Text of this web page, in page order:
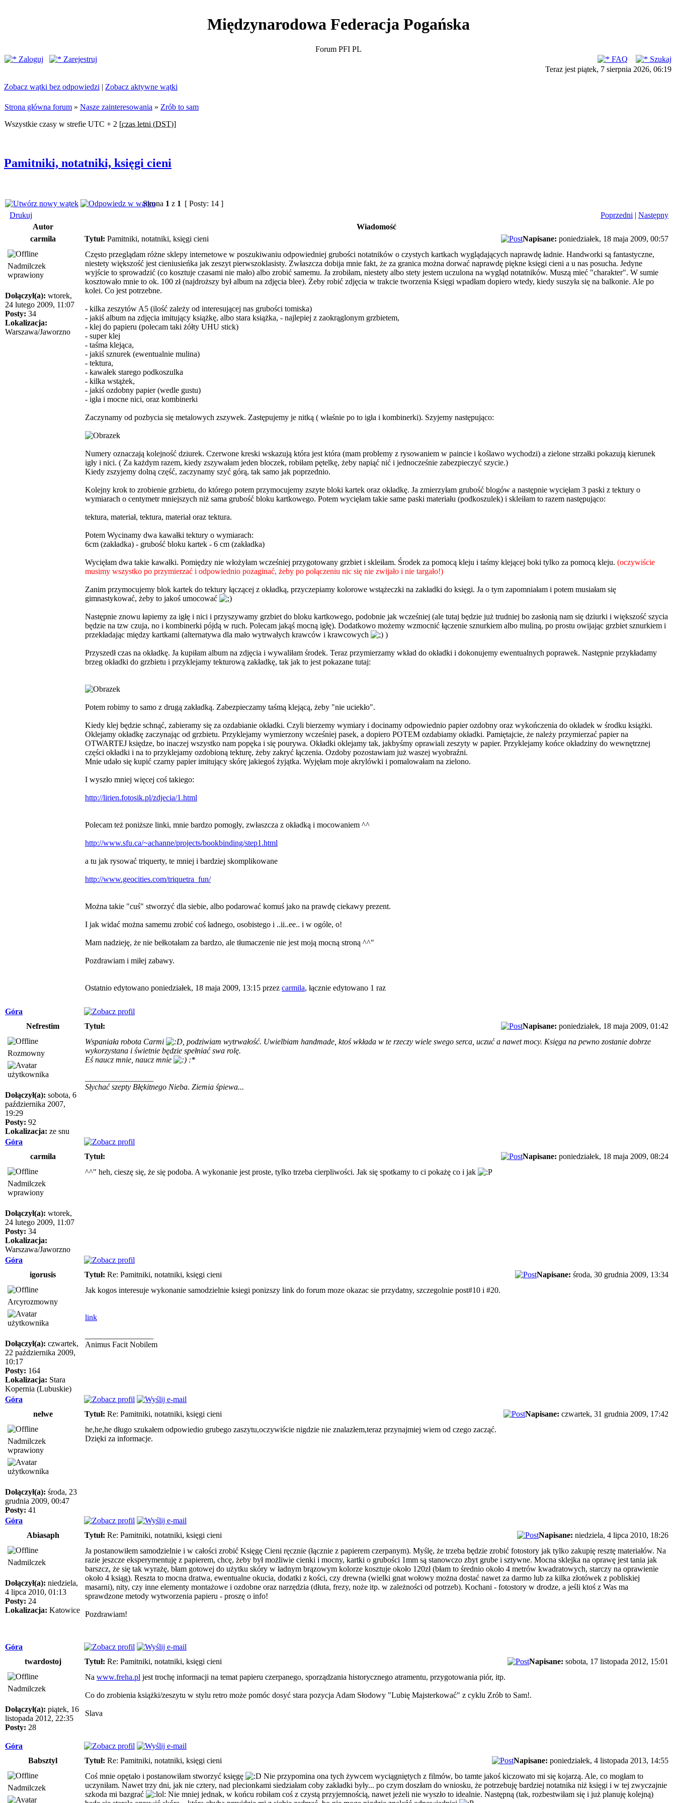
Międzynarodowa Federacja Pogańska
Forum PFI PL
Zaloguj
Zarejestruj FAQ
Szukaj
Teraz jest piątek, 7 sierpnia 2026, 06:19
Zobacz wątki bez odpowiedzi | Zobacz aktywne wątki
Strona główna forum » Nasze zainteresowania » Zrób to sam
Wszystkie czasy w strefie UTC + 2 [czas letni (DST)]
Pamitniki, notatniki, księgi cieni
Strona 1 z 1 [ Posty: 14 ]
Drukuj
Poprzedni | Następny
Autor
Wiadomość
carmila
Tytuł: Pamitniki, notatniki, księgi cieni Napisane: poniedziałek, 18 maja 2009, 00:57
Nadmilczek
wprawiony
Dołączył(a): wtorek,
24 lutego 2009, 11:07
Posty: 34
Lokalizacja:
Warszawa/Jaworzno
Często przeglądam różne sklepy internetowe w poszukiwaniu odpowiedniej grubości notatników o czystych kartkach wyglądających naprawdę ładnie. Handworki są fantastyczne,
niestety większość jest cieniusieńka jak zeszyt pierwszoklasisty. Zwłaszcza dobija mnie fakt, że za granica można dorwać naprawdę piękne księgi cieni a u nas posucha. Jedyne
wyjście to sprowadzić (co kosztuje czasami nie mało) albo zrobić samemu. Ja zrobiłam, niestety albo stety jestem uczulona na wygląd notatników. Muszą mieć "charakter". W sumie
kosztowało mnie to ok. 100 zł (najdroższy był album na zdjęcia blee). Żeby robić zdjęcia w trakcie tworzenia Księgi wpadłam dopiero wtedy, kiedy suszyła się na balkonie. Ale po
kolei. Co jest potrzebne.
- kilka zeszytów A5 (ilość zależy od interesującej nas grubości tomiska)
- jakiś album na zdjęcia imitujący książkę, albo stara książka, - najlepiej z zaokrąglonym grzbietem,
- klej do papieru (polecam taki żółty UHU stick)
- super klej
- taśma klejąca,
- jakiś sznurek (ewentualnie mulina)
- tektura,
- kawałek starego podkoszulka
- kilka wstążek,
- jakiś ozdobny papier (wedle gustu)
- igła i mocne nici, oraz kombinerki
Zaczynamy od pozbycia się metalowych zszywek. Zastępujemy je nitką ( właśnie po to igła i kombinerki). Szyjemy następująco:
Numery oznaczają kolejność dziurek. Czerwone kreski wskazują która jest która (mam problemy z rysowaniem w paincie i koślawo wychodzi) a zielone strzałki pokazują kierunek
igły i nici. ( Za każdym razem, kiedy zszywałam jeden bloczek, robiłam pętelkę, żeby napiąć nić i jednocześnie zabezpieczyć szycie.)
Kiedy zszyjemy dolną część, zaczynamy szyć górą, tak samo jak poprzednio.
Kolejny krok to zrobienie grzbietu, do którego potem przymocujemy zszyte bloki kartek oraz okładkę. Ja zmierzyłam grubość blogów a następnie wycięłam 3 paski z tektury o
wymiarach o centymetr mniejszych niż sama grubość bloku kartkowego. Potem wycięłam takie same paski materiału (podkoszulek) i skleiłam to razem następująco:
tektura, materiał, tektura, materiał oraz tektura.
Potem Wycinamy dwa kawałki tektury o wymiarach:
6cm (zakładka) - grubość bloku kartek - 6 cm (zakładka)
Wycięłam dwa takie kawałki. Pomiędzy nie włożyłam wcześniej przygotowany grzbiet i skleiłam. Środek za pomocą kleju i taśmy klejącej boki tylko za pomocą kleju. (oczywiście
musimy wszystko po przymierzać i odpowiednio pozaginać, żeby po połączeniu nic się nie zwijało i nie targało!)
Zanim przymocujemy blok kartek do tektury łączącej z okładką, przyczepiamy kolorowe wstążeczki na zakładki do księgi. Ja o tym zapomniałam i potem musiałam się
gimnastykować, żeby to jakoś umocować
Następnie znowu łapiemy za igłę i nici i przyszywamy grzbiet do bloku kartkowego, podobnie jak wcześniej (ale tutaj będzie już trudniej bo zasłonią nam się dziurki i większość szycia
będzie na tzw czuja, no i kombinerki pójdą w ruch. Polecam jakąś mocną igłę). Dodatkowo możemy wzmocnić łączenie sznurkiem albo muliną, po prostu owijając grzbiet sznurkiem i
przekładając między kartkami (alternatywa dla mało wytrwałych krawców i krawcowych
)
Przyszedł czas na okładkę. Ja kupiłam album na zdjęcia i wywaliłam środek. Teraz przymierzamy wkład do okładki i dokonujemy ewentualnych poprawek. Następnie przykładamy
brzeg okładki do grzbietu i przyklejamy tekturową zakładkę, tak jak to jest pokazane tutaj:
Potem robimy to samo z drugą zakładką. Zabezpieczamy taśmą klejącą, żeby "nie uciekło".
Kiedy klej będzie schnąć, zabieramy się za ozdabianie okładki. Czyli bierzemy wymiary i docinamy odpowiednio papier ozdobny oraz wykończenia do okładek w środku książki.
Oklejamy okładkę zaczynając od grzbietu. Przyklejamy wymierzony wcześniej pasek, a dopiero POTEM ozdabiamy okładki. Pamiętajcie, że należy przymierzać papier na
OTWARTEJ księdze, bo inaczej wszystko nam popęka i się pourywa. Okładki oklejamy tak, jakbyśmy oprawiali zeszyty w papier. Przyklejamy końce okładziny do wewnętrznej
części okładki i na to przyklejamy ozdobioną tekturę, żeby zakryć łączenia. Ozdoby pozostawiam już waszej wyobraźni.
Mnie udało się kupić czarny papier imitujący skórę jakiegoś żyjątka. Wyjęłam moje akrylówki i pomalowałam na zielono.
I wyszło mniej więcej coś takiego:
http://lirien.fotosik.pl/zdjecia/1.html
Polecam też poniższe linki, mnie bardzo pomogły, zwłaszcza z okładką i mocowaniem ^^
http://www.sfu.ca/~achanne/projects/bookbinding/step1.html
a tu jak rysować triquerty, te mniej i bardziej skomplikowane
http://www.geocities.com/triquetra_fun/
Można takie "cuś" stworzyć dla siebie, albo podarować komuś jako na prawdę ciekawy prezent.
I jak widać można samemu zrobić coś ładnego, osobistego i ..ii..ee.. i w ogóle, o!
Mam nadzieję, że nie bełkotałam za bardzo, ale tłumaczenie nie jest moją mocną stroną ^^"
Pozdrawiam i miłej zabawy.
Ostatnio edytowano poniedziałek, 18 maja 2009, 13:15 przez carmila, łącznie edytowano 1 raz
Góra
Nefrestim
Tytuł: Napisane: poniedziałek, 18 maja 2009, 01:42
Rozmowny
Dołączył(a): sobota, 6
października 2007,
19:29
Posty: 92
Lokalizacja: ze snu
Wspaniała robota Carmi
, podziwiam wytrwałość. Uwielbiam handmade, ktoś wkłada w te rzeczy wiele swego serca, uczuć a nawet mocy. Księga na pewno zostanie dobrze
wykorzystana i świetnie będzie spełniać swa rolę.
Eś naucz mnie, naucz mnie
:*
Słychać szepty Błękitnego Nieba. Ziemia śpiewa...
Góra
carmila
Tytuł: Napisane: poniedziałek, 18 maja 2009, 08:24
Nadmilczek
wprawiony
Dołączył(a): wtorek,
24 lutego 2009, 11:07
Posty: 34
Lokalizacja:
Warszawa/Jaworzno
^^" heh, cieszę się, że się podoba. A wykonanie jest proste, tylko trzeba cierpliwości. Jak się spotkamy to ci pokażę co i jak
Góra
igorusis
Tytuł: Re: Pamitniki, notatniki, księgi cieni Napisane: środa, 30 grudnia 2009, 13:34
Arcyrozmowny
Dołączył(a): czwartek,
22 października 2009,
10:17
Posty: 164
Lokalizacja: Stara
Kopernia (Lubuskie)
Jak kogos interesuje wykonanie samodzielnie ksiegi ponizszy link do forum moze okazac sie przydatny, szczegolnie post#10 i #20.
link
Animus Facit Nobilem
Góra
nelwe
Tytuł: Re: Pamitniki, notatniki, księgi cieni Napisane: czwartek, 31 grudnia 2009, 17:42
Nadmilczek
wprawiony
Dołączył(a): środa, 23
grudnia 2009, 00:47
Posty: 41
he,he,he długo szukałem odpowiedio grubego zaszytu,oczywiście nigdzie nie znalazłem,teraz przynajmiej wiem od czego zacząć.
Dzięki za informacje.
Góra
Abiasaph
Tytuł: Re: Pamitniki, notatniki, księgi cieni Napisane: niedziela, 4 lipca 2010, 18:26
Nadmilczek
Dołączył(a): niedziela,
4 lipca 2010, 01:13
Posty: 24
Lokalizacja: Katowice
Ja postanowiłem samodzielnie i w całości zrobić Księgę Cieni ręcznie (łącznie z papierem czerpanym). Myślę, że trzeba będzie zrobić fotostory jak tylko zakupię resztę materiałów. Na
razie jeszcze eksperymentuję z papierem, chcę, żeby był możliwie cienki i mocny, kartki o grubości 1mm są stanowczo zbyt grube i sztywne. Mocna sklejka na oprawę jest tania jak
barszcz, że się tak wyrażę, błam gotowej do użytku skóry w ładnym brązowym kolorze kosztuje około 120zł (błam to średnio około 4 metrów kwadratowych, starczy na oprawienie
około 4 ksiąg). Reszta to mocna dratwa, ewentualne okucia, dodatki z kości, czy drewna (wielki gnat wołowy można dostać nawet za darmo lub za kilka złotówek z pobliskiej
masarni), nity, czy inne elementy montażowe i ozdobne oraz narzędzia (dłuta, frezy, noże itp. w zależności od potrzeb). Kochani - fotostory w drodze, a jeśli ktoś z Was ma
sprawdzone metody wytworzenia papieru - proszę o info!
Pozdrawiam!
Góra
twardostoj
Tytuł: Re: Pamitniki, notatniki, księgi cieni Napisane: sobota, 17 listopada 2012, 15:01
Nadmilczek
Dołączył(a): piątek, 16
listopada 2012, 22:35
Posty: 28
Na www.freha.pl jest trochę informacji na temat papieru czerpanego, sporządzania historycznego atramentu, przygotowania piór, itp.
Co do zrobienia książki/zeszytu w stylu retro może pomóc dosyć stara pozycja Adam Słodowy "Lubię Majsterkować" z cyklu Zrób to Sam!.
Slava
Góra
Babsztyl
Tytuł: Re: Pamitniki, notatniki, księgi cieni Napisane: poniedziałek, 4 listopada 2013, 14:55
Nadmilczek
Coś mnie opętało i postanowiłam stworzyć księgę
Nie przypomina ona tych żywcem wyciągniętych z filmów, bo tamte jakoś kiczowato mi się kojarzą. Ale, co mogłam to
uczyniłam. Nawet trzy dni, jak nie cztery, nad plecionkami siedziałam coby zakładki były... po czym doszłam do wniosku, że potrzebuję bardziej notatnika niż księgi i w tej zwyczajnie
szkoda mi bazgrać
Nie mniej jednak, w końcu robiłam coś z czystą przyjemnością, nawet jeżeli nie wyszło to idealnie. Następną (tak, rozbestwiłam się i już planuję kolejną)